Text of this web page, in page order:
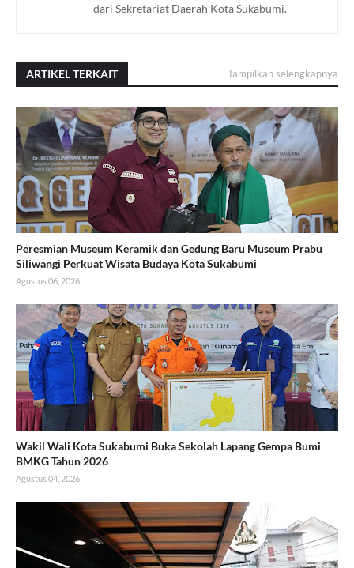
dari Sekretariat Daerah Kota Sukabumi.
ARTIKEL TERKAIT Tampilkan selengkapnya
Peresmian Museum Keramik dan Gedung Baru Museum Prabu
Siliwangi Perkuat Wisata Budaya Kota Sukabumi
Agustus 06, 2026
Wakil Wali Kota Sukabumi Buka Sekolah Lapang Gempa Bumi
BMKG Tahun 2026
Agustus 04, 2026